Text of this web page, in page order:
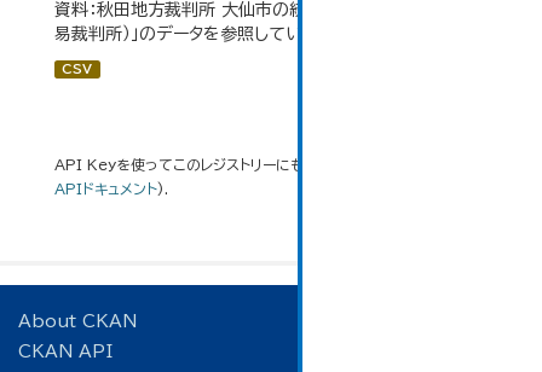
資料：秋田地方裁判所 大仙市の統計「12-14民事事件（簡
易裁判所）」のデータを参照しています。
CSV
API Keyを使ってこのレジストリーにもアクセス可能です
APIドキュメント).
About CKAN
CKAN API